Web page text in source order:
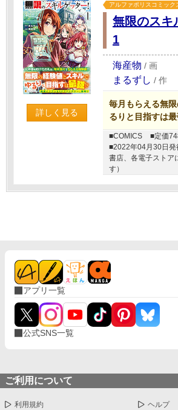
詳しく見る
アルファポリスコミック
無限のスキ
1
海産物 / 画
まるずし / 作
毎月もらえる無
るりと目指すは
■COMICS
■定価
■2022年04月30日発
書店、各電子ストア
す）
アプリ一覧
公式SNS一覧
ご利用について
利用規約 ヘルプ